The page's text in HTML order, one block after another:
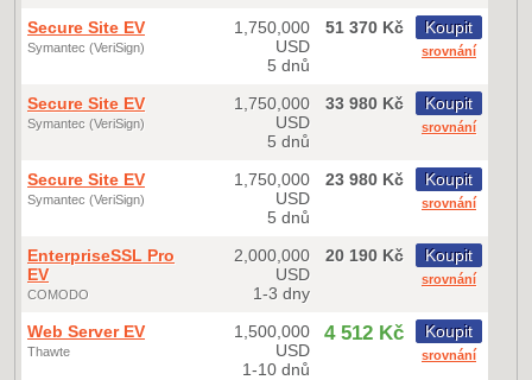
Secure Site EV
Symantec (VeriSign)
1,750,000
USD
5 dnů
51 370 Kč Koupit
srovnání
Secure Site EV
Symantec (VeriSign)
1,750,000
USD
5 dnů
33 980 Kč Koupit
srovnání
Secure Site EV
Symantec (VeriSign)
1,750,000
USD
5 dnů
23 980 Kč Koupit
srovnání
EnterpriseSSL Pro
EV
COMODO
2,000,000
USD
1-3 dny
20 190 Kč Koupit
srovnání
Web Server EV
Thawte
1,500,000
USD
1-10 dnů
4 512 Kč Koupit
srovnání